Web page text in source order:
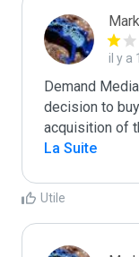
il y a
Demand
decision to
acquisition of
La Suite
Utile